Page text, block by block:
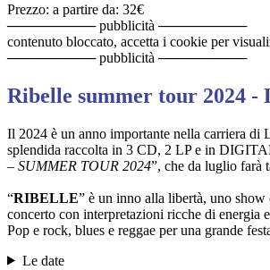
Prezzo: a partire da: 32€
───────── pubblicità ─────────
contenuto bloccato, accetta i cookie per
───────── pubblicità ─────────
Ribelle summer tour 2024 -
Il 2024 è un anno importante nella carriera di
splendida raccolta in 3 CD, 2 LP e in
– SUMMER TOUR 2024”, che da luglio farà
“RIBELLE” è un inno alla libertà, uno show
concerto con interpretazioni ricche di energia
Pop e rock, blues e reggae per una grande
Le date